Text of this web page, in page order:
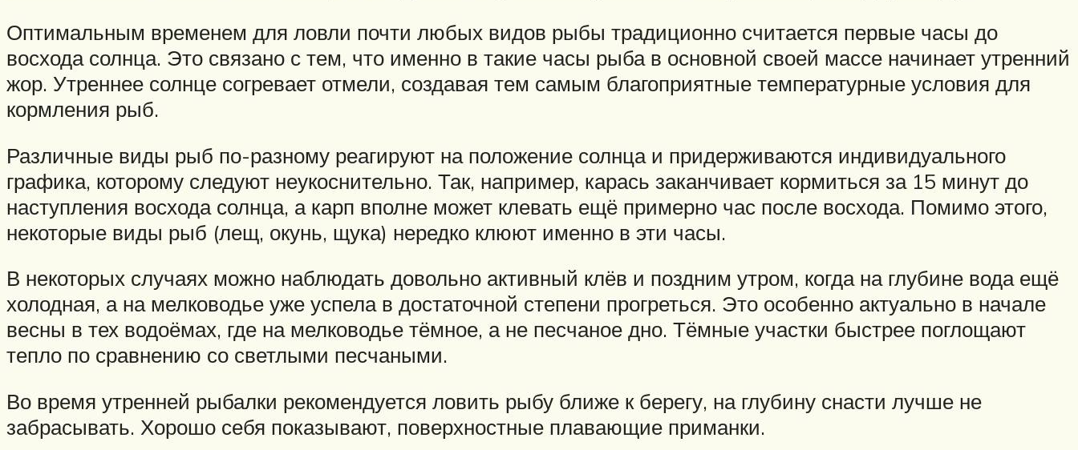
Оптимальным временем для ловли почти любых видов рыбы традиционно считается первые часы до
восхода солнца. Это связано с тем, что именно в такие часы рыба в основной своей массе начинает утренний
жор. Утреннее солнце согревает отмели, создавая тем самым благоприятные температурные условия для
кормления рыб.
Различные виды рыб по-разному реагируют на положение солнца и придерживаются индивидуального
графика, которому следуют неукоснительно. Так, например, карась заканчивает кормиться за 15 минут до
наступления восхода солнца, а карп вполне может клевать ещё примерно час после восхода. Помимо этого,
некоторые виды рыб (лещ, окунь, щука) нередко клюют именно в эти часы.
В некоторых случаях можно наблюдать довольно активный клёв и поздним утром, когда на глубине вода ещё
холодная, а на мелководье уже успела в достаточной степени прогреться. Это особенно актуально в начале
весны в тех водоёмах, где на мелководье тёмное, а не песчаное дно. Тёмные участки быстрее поглощают
тепло по сравнению со светлыми песчаными.
Во время утренней рыбалки рекомендуется ловить рыбу ближе к берегу, на глубину снасти лучше не
забрасывать. Хорошо себя показывают, поверхностные плавающие приманки.